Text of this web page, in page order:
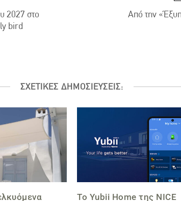
2027 στο
bird
Από την
ΣΧΕΤΙΚΕΣ ΔΗΜΟΣΙΕΥΣΕΙΣ:
Το Yubii Home της NICE